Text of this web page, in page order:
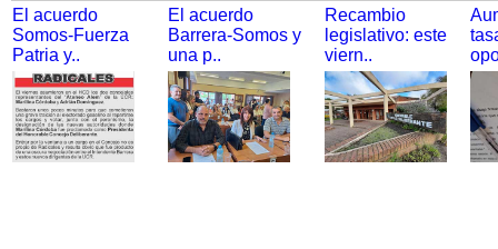
El acuerdo
Somos-Fuerza
Patria y..
El acuerdo
Barrera-Somos y
una p..
Recambio
legislativo: este
viern..